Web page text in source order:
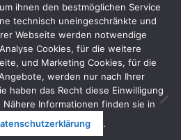
Elektromobilität 2026
Erstellt mit WooCommerce
ihnen den bestmöglichen Service
technisch uneingeschränkte und
Webseite werden notwendige
Cookies, für die weitere
und Marketing Cookies, für die
werden nur nach Ihrer
haben das Recht diese Einwilligung
Informationen finden sie in
.